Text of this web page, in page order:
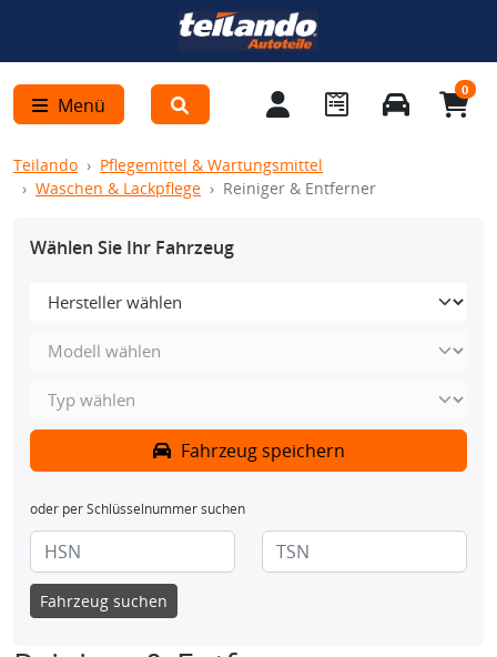
Menü
0
Teilando
Pflegemittel & Wartungsmittel
Waschen & Lackpflege
Reiniger & Entferner
Wählen Sie Ihr Fahrzeug
Fahrzeug speichern
oder per Schlüsselnummer suchen
Fahrzeug suchen